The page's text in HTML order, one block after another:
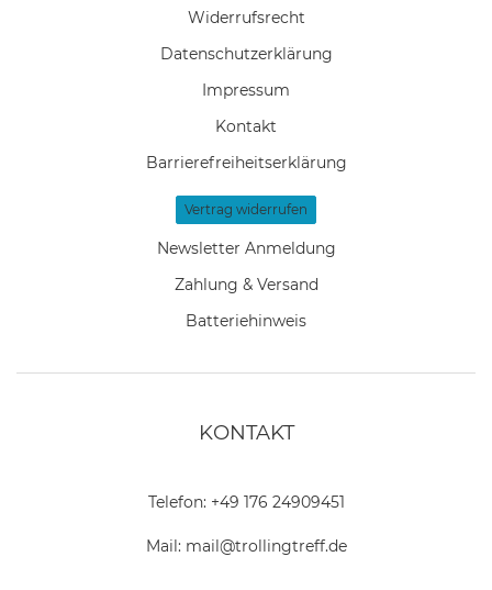
Widerrufs­recht
Daten­schutz­erklärung
Impressum
Kontakt
Barrierefreiheitserklärung
Vertrag widerrufen
Newsletter Anmeldung
Zahlung & Versand
Batteriehinweis
KONTAKT
Telefon: +49 176 24909451
Mail: mail@trollingtreff.de